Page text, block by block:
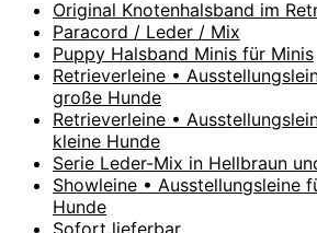
Original Knotenhalsband im
Paracord / Leder / Mix
Puppy Halsband Minis für Minis
Retrieverleine •
große Hunde
Retrieverleine •
kleine Hunde
Serie Leder-Mix in Hellbraun
Showleine • Ausstellungsleine
Hunde
Sofort lieferbar